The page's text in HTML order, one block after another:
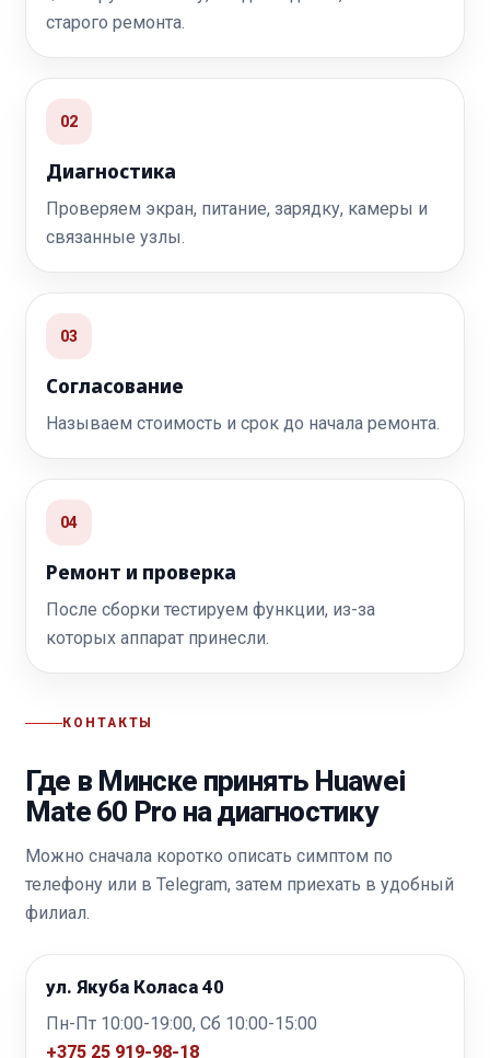
старого ремонта.
02
Диагностика
Проверяем экран, питание, зарядку, камеры и
связанные узлы.
03
Согласование
Называем стоимость и срок до начала ремонта.
04
Ремонт и проверка
После сборки тестируем функции, из-за
которых аппарат принесли.
КОНТАКТЫ
Где в Минске принять Huawei
Mate 60 Pro на диагностику
Можно сначала коротко описать симптом по
телефону или в Telegram, затем приехать в удобный
филиал.
ул. Якуба Коласа 40
Пн-Пт 10:00-19:00, Сб 10:00-15:00
+375 25 919-98-18